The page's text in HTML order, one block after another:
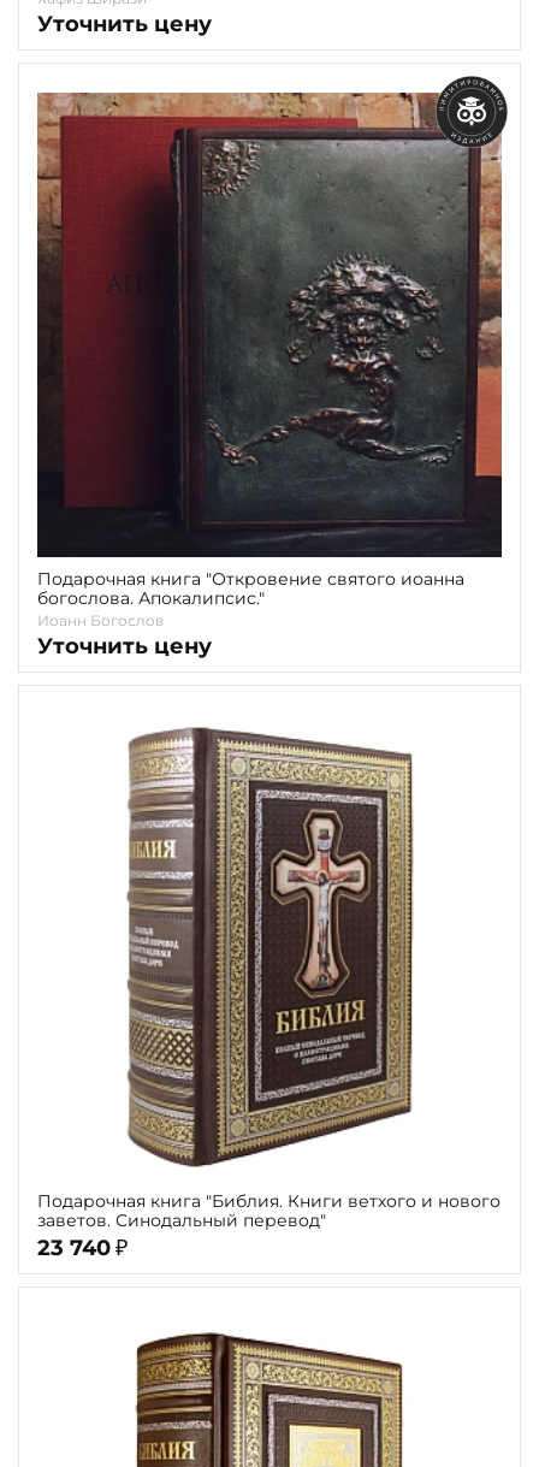
Уточнить цену
Подарочная книга "Откровение святого иоанна
богослова. Апокалипсис."
Иоанн Богослов
Уточнить цену
Подарочная книга "Библия. Книги ветхого и нового
заветов. Синодальный перевод"
23 740 ₽